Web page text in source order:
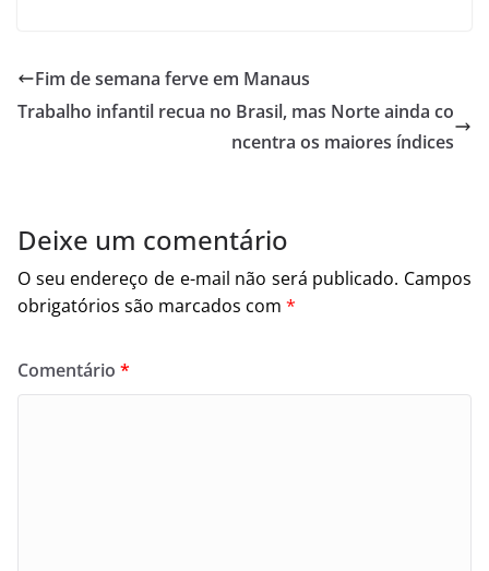
Fim de semana ferve em Manaus
Trabalho infantil recua no Brasil, mas Norte ainda co
ncentra os maiores índices
Deixe um comentário
O seu endereço de e-mail não será publicado. Campos
obrigatórios são marcados com *
Comentário *